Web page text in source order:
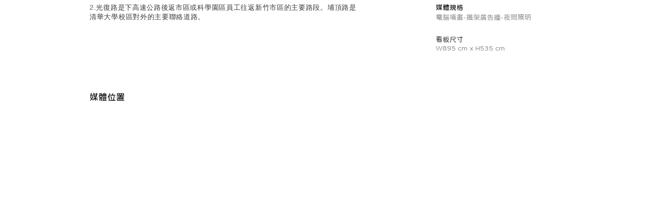
2.光復路是下高速公路後返市區或科學園區員工往返新竹市區的主要路段。埔頂路是
清華大學校區對外的主要聯絡道路。
媒體規格
電腦噴畫-鐵架廣告牆-夜間照明
看板尺寸
W895 cm x H535 cm
媒體位置